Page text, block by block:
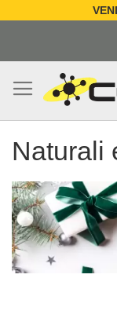
Naturali